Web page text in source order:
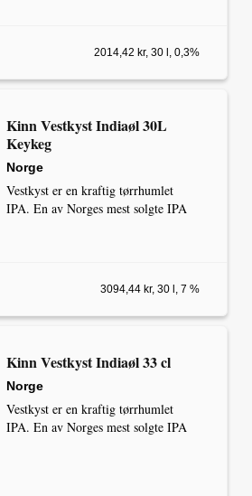
2014,42 kr, 30 l, 0,3%
Kinn Vestkyst Indiaøl 30L
Keykeg
Norge
Vestkyst er en kraftig tørrhumlet
IPA. En av Norges mest solgte IPA
3094,44 kr, 30 l, 7 %
Kinn Vestkyst Indiaøl 33 cl
Norge
Vestkyst er en kraftig tørrhumlet
IPA. En av Norges mest solgte IPA